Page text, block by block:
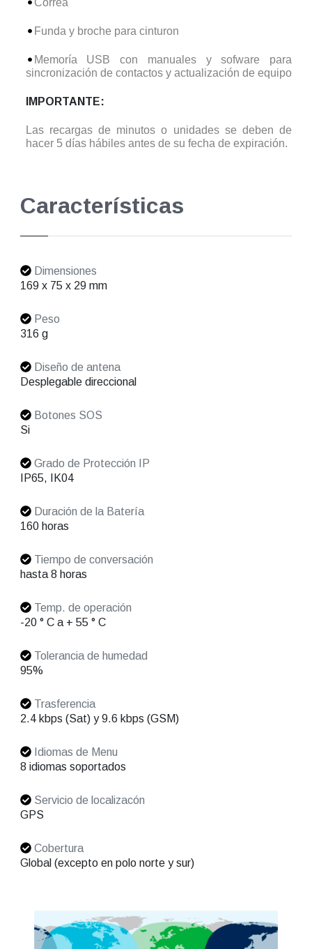
Correa
Funda y broche para cinturon
Memoría USB con manuales y sofware para
sincronización de contactos y actualización de equipo
IMPORTANTE:
Las recargas de minutos o unidades se deben de
hacer 5 días hábiles antes de su fecha de expiración.
Características
Dimensiones
169 x 75 x 29 mm
Peso
316 g
Diseño de antena
Desplegable direccional
Botones SOS
Si
Grado de Protección IP
IP65, IK04
Duración de la Batería
160 horas
Tiempo de conversación
hasta 8 horas
Temp. de operación
-20 ° C a + 55 ° C
Tolerancia de humedad
95%
Trasferencia
2.4 kbps (Sat) y 9.6 kbps (GSM)
Idiomas de Menu
8 idiomas soportados
Servicio de localizacón
GPS
Cobertura
Global (excepto en polo norte y sur)